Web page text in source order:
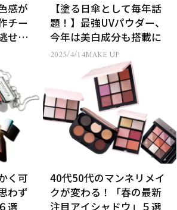
感が
チー
せな
【塗る日傘として毎年話
題！】最強UVパウダー、
今年は美白成分も搭載に
2025/4/14MAKE UP
く可
わず
選
40代50代のマンネリメイ
クが変わる！「春の最新
注目アイシャドウ」５選